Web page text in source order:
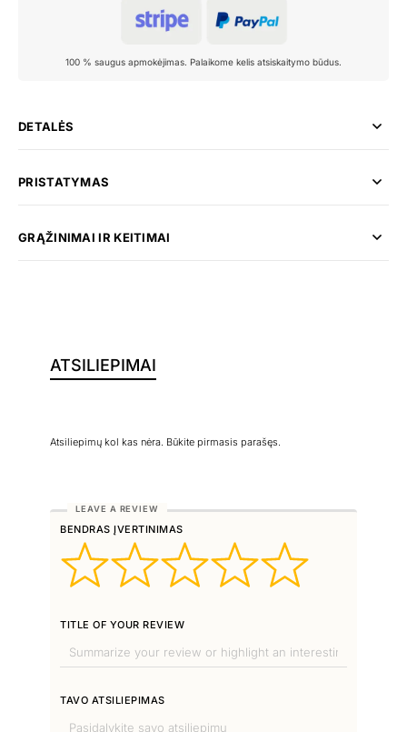
100 % saugus apmokėjimas. Palaikome kelis atsiskaitymo būdus.
DETALĖS
PRISTATYMAS
GRĄŽINIMAI IR KEITIMAI
ATSILIEPIMAI
Atsiliepimų kol kas nėra. Būkite pirmasis parašęs.
BENDRAS ĮVERTINIMAS
TITLE OF YOUR REVIEW
TAVO ATSILIEPIMAS